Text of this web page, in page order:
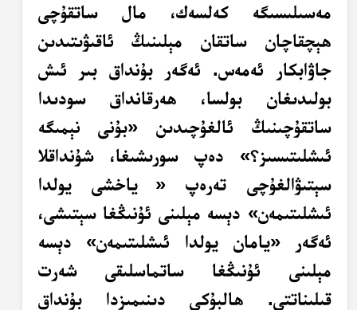
مەسىلىسىگە كەلسەك، مال ساتقۇچى
ھېچقاچان ساتقان مېلىنىڭ ئاقىۋىتىدىن
جاۋابكار ئەمەس. ئەگەر بۇنداق بىر ئىش
بولىدىغان بولسا، ھەرقانداق سودىدا
ساتقۇچىنىڭ ئالغۇچىدىن «بۇنى نېمىگە
ئىشلىتىسىز؟» دەپ سورىشىغا، شۇنداقلا
سېتىۋالغۇچى تەرەپ «
ياخشى يولدا
ئىشلىتىمەن» دېسە مېلىنى ئۇنىڭغا سېتىشى،
ئەگەر «يامان يولدا ئىشلىتىمەن» دېسە
مېلىنى ئۇنىڭغا ساتماسلىقى شەرت
قىلىناتتى. ھالبۇكى دىنىمىزدا بۇنداق